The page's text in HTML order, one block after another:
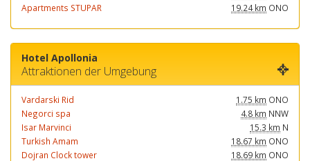
Apartments STUPAR
19.24 km ONO
Hotel Apollonia
Attraktionen der Umgebung
Vardarski Rid 1.75 km ONO
Negorci spa
4.8 km NNW
Isar Marvinci
15.3 km N
Turkish Amam
18.67 km ONO
Dojran Clock tower
18.69 km ONO